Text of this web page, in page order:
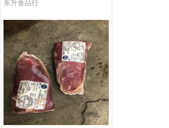
东升食品行